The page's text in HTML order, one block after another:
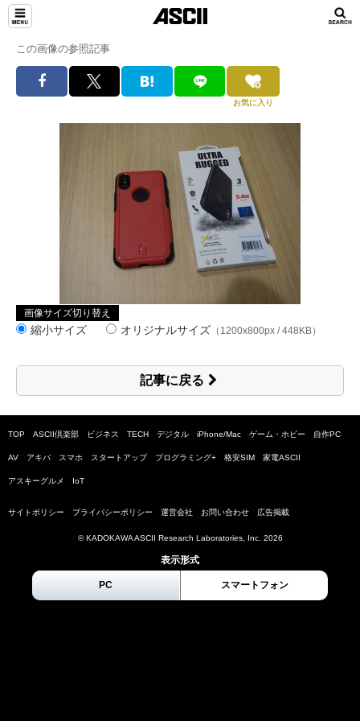
この画像の参照記事
お気に入り
画像サイズ切り替え
縮小サイズ オリジナルサイズ （1200x800px / 448KB）
記事に戻る
TOP ASCII倶楽部 ビジネス TECH デジタル iPhone/Mac ゲーム・ホビー 自作PC
AV アキバ スマホ スタートアップ プログラミング+ 格安SIM 家電ASCII
アスキーグルメ IoT
サイトポリシー プライバシーポリシー 運営会社 お問い合わせ 広告掲載
© KADOKAWA ASCII Research Laboratories, Inc. 2026
表示形式
PC スマートフォン